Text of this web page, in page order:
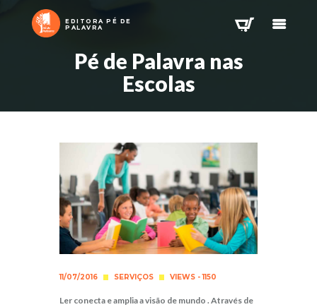
EDITORA PÉ DE
PALAVRA
Pé de Palavra nas
Escolas
11/07/2016 SERVIÇOS VIEWS - 1150
Ler conecta e amplia a visão de mundo . Através de